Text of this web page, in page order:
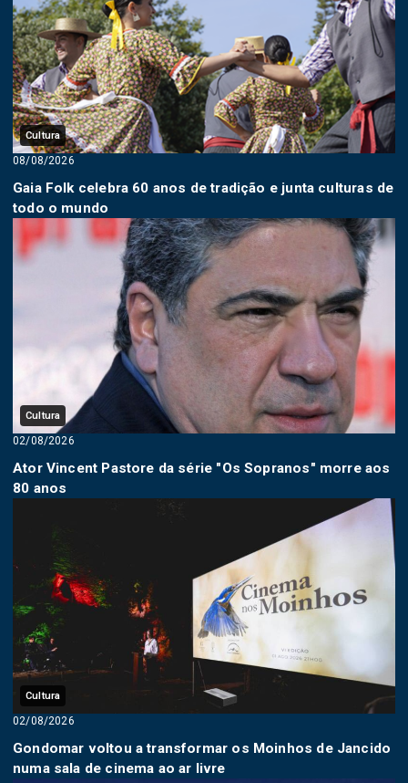
Cultura
08/08/2026
Gaia Folk celebra 60 anos de tradição e junta culturas de
todo o mundo
Cultura
02/08/2026
Ator Vincent Pastore da série "Os Sopranos" morre aos
80 anos
Cultura
02/08/2026
Gondomar voltou a transformar os Moinhos de Jancido
numa sala de cinema ao ar livre